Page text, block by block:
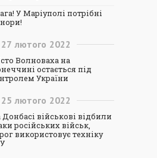
У Маріуполі потрібні
27 лютого 2022
Волноваха на
остається під
України
25 лютого 2022
військові відбили
російських військ,
використовує техніку